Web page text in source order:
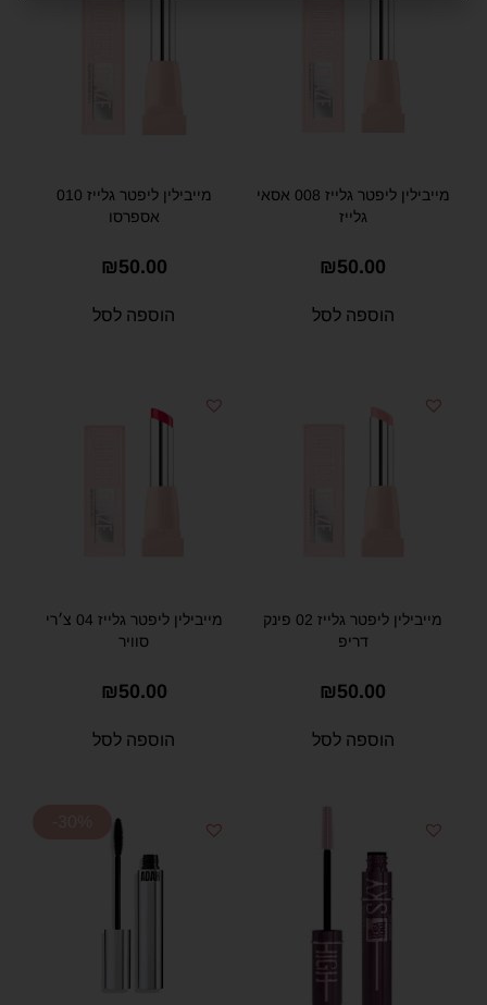
מייבילין ליפטר גלייז 008 אסאי
גלייז
₪50.00
הוספה לסל
מייבילין ליפטר גלייז 010
אספרסו
₪50.00
הוספה לסל
מייבילין ליפטר גלייז 02 פינק
דריפ
₪50.00
הוספה לסל
מייבילין ליפטר גלייז 04 צ׳רי
סוויר
₪50.00
הוספה לסל